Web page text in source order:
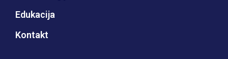
Edukacija
Kontakt